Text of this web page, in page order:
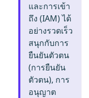
และการเข้า
ถึง (IAM) ได้
อย่างรวดเร็ว
สนุกกับการ
ยืนยันตัวตน
(การยืนยัน
ตัวตน), การ
อนุญาต